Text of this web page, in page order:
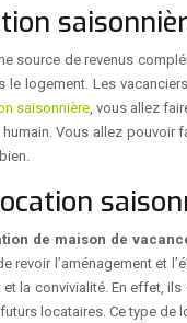
source de revenus
logement. Les
saisonnière, vous allez
Vous allez
de maison de
revoir l’aménagement et
la convivialité. En effet,
locataires. Ce type